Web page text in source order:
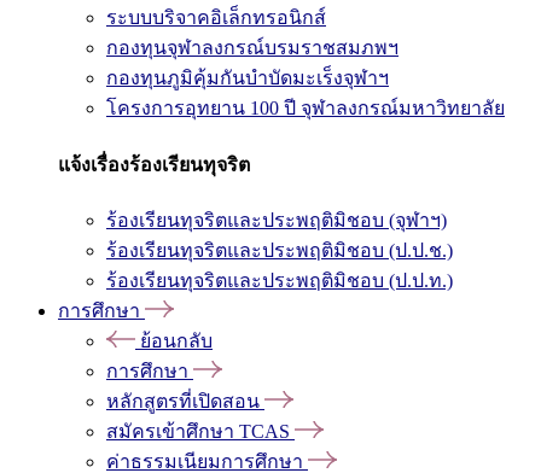
ระบบบริจาคอิเล็กทรอนิกส์
กองทุนจุฬาลงกรณ์บรมราชสมภพฯ
กองทุนภูมิคุ้มกันบำบัดมะเร็งจุฬาฯ
โครงการอุทยาน 100 ปี จุฬาลงกรณ์มหาวิทยาลัย
แจ้งเรื่องร้องเรียนทุจริต
ร้องเรียนทุจริตและประพฤติมิชอบ (จุฬาฯ)
ร้องเรียนทุจริตและประพฤติมิชอบ (ป.ป.ช.)
ร้องเรียนทุจริตและประพฤติมิชอบ (ป.ป.ท.)
การศึกษา
ย้อนกลับ
การศึกษา
หลักสูตรที่เปิดสอน
สมัครเข้าศึกษา TCAS
ค่าธรรมเนียมการศึกษา